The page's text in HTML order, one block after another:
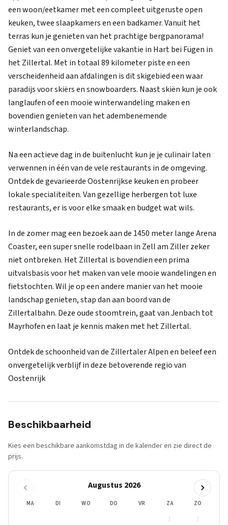
een woon/eetkamer met een compleet uitgeruste open
keuken, twee slaapkamers en een badkamer. Vanuit het
terras kun je genieten van het prachtige bergpanorama!
Geniet van een onvergetelijke vakantie in Hart bei Fügen in
het Zillertal. Met in totaal 89 kilometer piste en een
verscheidenheid aan afdalingen is dit skigebied een waar
paradijs voor skiërs en snowboarders. Naast skiën kun je ook
langlaufen of een mooie winterwandeling maken en
bovendien genieten van het adembenemende
winterlandschap.
Na een actieve dag in de buitenlucht kun je je culinair laten
verwennen in één van de vele restaurants in de omgeving.
Ontdek de gevarieerde Oostenrijkse keuken en probeer
lokale specialiteiten. Van gezellige herbergen tot luxe
restaurants, er is voor elke smaak en budget wat wils.
In de zomer mag een bezoek aan de 1450 meter lange Arena
Coaster, een super snelle rodelbaan in Zell am Ziller zeker
niet ontbreken. Het Zillertal is bovendien een prima
uitvalsbasis voor het maken van vele mooie wandelingen en
fietstochten. Wil je op een andere manier van het mooie
landschap genieten, stap dan aan boord van de
Zillertalbahn. Deze oude stoomtrein, gaat van Jenbach tot
Mayrhofen en laat je kennis maken met het Zillertal.
Ontdek de schoonheid van de Zillertaler Alpen en beleef een
onvergetelijk verblijf in deze betoverende regio van
Oostenrijk
Beschikbaarheid
Kies een beschikbare aankomstdag in de kalender en zie direct de
prijs.
Augustus 2026
MA DI WO DO VR ZA ZO
1
2